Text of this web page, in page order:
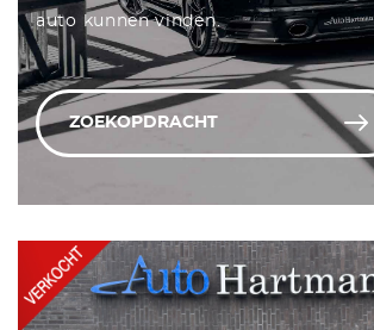
auto kunnen vinden.
ZOEKOPDRACHT